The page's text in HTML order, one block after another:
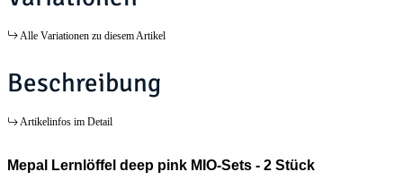
Alle Variationen zu diesem Artikel
Beschreibung
Artikelinfos im Detail
Mepal Lernlöffel deep pink MIO-Sets - 2 Stück